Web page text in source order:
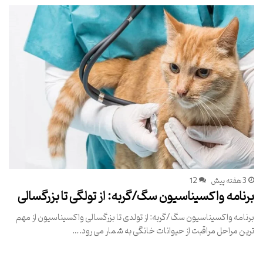
3 هفته پیش 12
برنامه واکسیناسیون سگ/گربه: از تولگی تا بزرگسالی
برنامه واکسیناسیون سگ/گربه: از تولدی تا بزرگسالی واکسیناسیون از مهم
ترین مراحل مراقبت از حیوانات خانگی به شمار می رود.…